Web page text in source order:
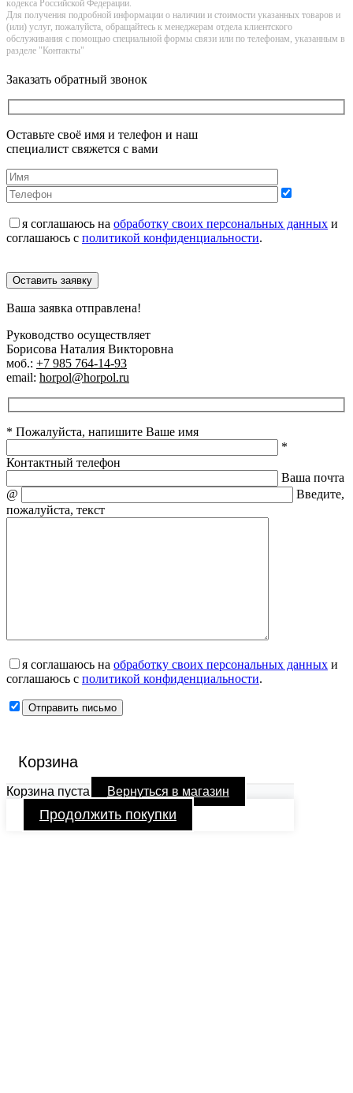
кoдекса Российской Федерации.
Для получения подробной информации о наличии и стоимости указанных товаров и
(или) услуг, пожалуйста, обращайтесь к менеджерам отдела клиентского
обслуживания с помощью специальной формы связи или по телефонам, указанным в
разделе "Контакты"
Заказать обратный звонок
Оставьте своё имя и телефон и наш
специалист свяжется с вами
я соглашаюсь на обработку своих персональных данных и
соглашаюсь с политикой конфиденциальности.
Оставить заявку
Ваша заявка отправлена!
Руководство осуществляет
Борисова Наталия Викторовна
моб.: +7 985 764-14-93
email: horpol@horpol.ru
* Пожалуйста, напишите Ваше имя
*
Контактный телефон
Ваша почта
@
Введите,
пожалуйста, текст
я соглашаюсь на обработку своих персональных данных и
соглашаюсь с политикой конфиденциальности.
Корзина
Корзина пуста Вернуться в магазин
Продолжить покупки